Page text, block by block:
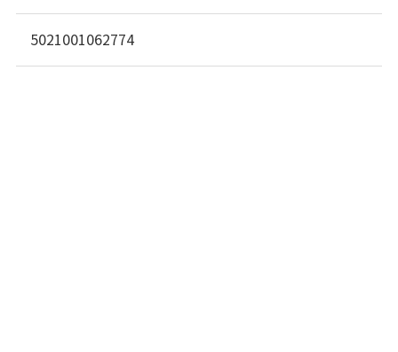
5021001062774